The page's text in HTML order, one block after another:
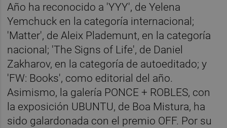
Año ha reconocido a 'YYY', de Yelena
Yemchuck en la categoría internacional;
'Matter', de Aleix Plademunt, en la categoría
nacional; 'The Signs of Life', de Daniel
Zakharov, en la categoría de autoeditado; y
'FW: Books', como editorial del año.
Asimismo, la galería PONCE + ROBLES, con
la exposición UBUNTU, de Boa Mistura, ha
sido galardonada con el premio OFF. Por su